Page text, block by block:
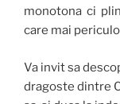
monotona ci
care mai
Va invit sa
dragoste dintre